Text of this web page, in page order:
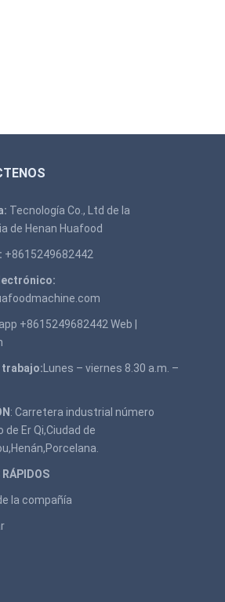
Tecnología Co., Ltd de la
de Henan Huafood
+8615249682442
+8615249682442 Web
trabajo: Lunes – viernes 8.30 a.m. –
: Carretera industrial número
de Er Qi,Ciudad de
RÁPIDOS
la compañía